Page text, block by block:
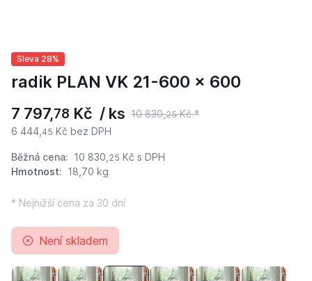
Sleva 28%
radik PLAN VK 21-600 x 600
7 797,78 Kč / ks 10 830,25Kč *
6 444, 45 Kč bez DPH
Běžná cena: 10 830, 25 Kč s DPH
Hmotnost: 18,70 kg
* Nejnižší cena za 30 dní
Není skladem